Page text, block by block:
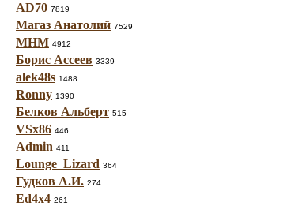
AD70 7819
Магаз Анатолий 7529
МНМ 4912
Борис Ассеев 3339
alek48s 1488
Ronny 1390
Белков Альберт 515
VSx86 446
Admin 411
Lounge_Lizard 364
Гудков А.И. 274
Ed4x4 261